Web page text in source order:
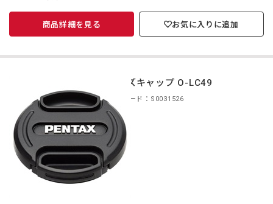
商品詳細を見る お気に入りに追加
レンズキャップ O-LC49
商品コード：S0031526